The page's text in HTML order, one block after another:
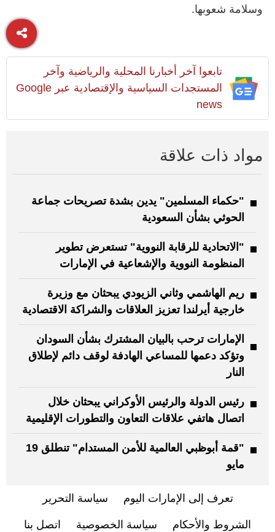
وسلامة شعوبها.
تابعوا آخر أخبارنا المحلية والرياضية وآخر
المستجدات السياسية والإقتصادية عبر Google
news
مواد ذات علاقة
"حكماء المسلمين" يدين بشدة تصريحات جماعة
الحوثي بشأن السعودية
"الاتحادية للرقابة النووية" تستعرض تطوير
المنظومة النووية والإشعاعية في الإمارات
ريم الهاشمي وثاني الزيودي يبحثان مع وزيرة
خارجية أيرلندا تعزيز العلاقات والشراكة الاقتصادية
الإمارات ترحب بالبيان المشترك بشأن السودان
وتؤكد دعمها للمساعي الهادفة لوقف دائم لإطلاق
النار
رئيس الدولة والرئيس الأوكراني يبحثان خلال
اتصال هاتفي علاقات التعاون والتطورات الإقليمية
"قمة أبوظبي العالمية للأمن المستدام" تنطلق 19
مايو
تعرف إلى الإمارات اليوم سياسة التحرير
الشروط والأحكام سياسة الخصوصية اتصل بنا